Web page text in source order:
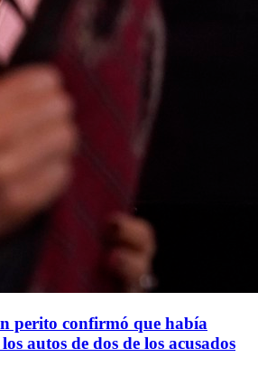
perito confirmó que había
autos de dos de los acusados